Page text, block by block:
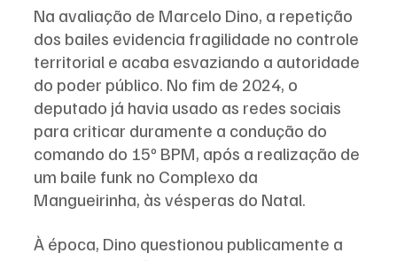
Na avaliação de Marcelo Dino, a repetição
dos bailes evidencia fragilidade no controle
territorial e acaba esvaziando a autoridade
do poder público. No fim de 2024, o
deputado já havia usado as redes sociais
para criticar duramente a condução do
comando do 15º BPM, após a realização de
um baile funk no Complexo da
Mangueirinha, às vésperas do Natal.
À época, Dino questionou publicamente a